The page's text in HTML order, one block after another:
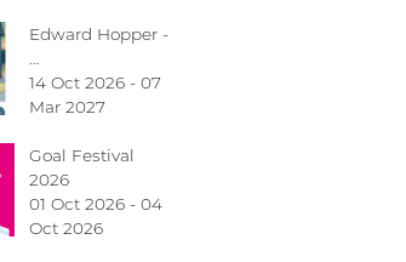
Edward Hopper -
14 Oct 2026 - 07
Mar 2027
Goal Festival
2026
01 Oct 2026 - 04
Oct 2026